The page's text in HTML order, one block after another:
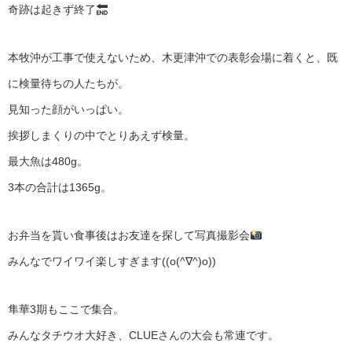
奇跡は起きず終了
本牧沖が工事で使えないため、木更津沖での表彰会場に着くと、既
に検量待ちの人たちが。
見知った顔がいっぱい。
挨拶しまくりの中でとりあえず検量。
最大魚は480g。
3本の合計は1365g。
お弁当を貰い食事後はお友達を探して写真撮影会
みんなでワイワイ楽しすぎます((o(^∇^)o))
隼華3期もここで集合。
みんなタチウオ大好き、CLUEさんの大会も常連です。